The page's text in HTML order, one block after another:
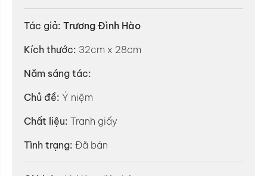
Tác giả: Trương Đình Hào
Kích thước: 32cm x 28cm
Năm sáng tác:
Chủ đề: Ý niệm
Chất liệu: Tranh giấy
Tình trạng: Đã bán